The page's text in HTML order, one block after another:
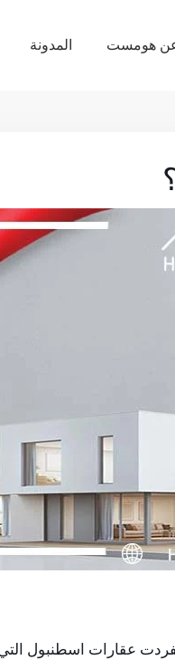
هومست المدونة
عقارات اسطنبول